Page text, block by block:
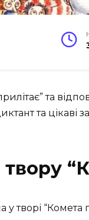
та
та цікаві
творі “Комета